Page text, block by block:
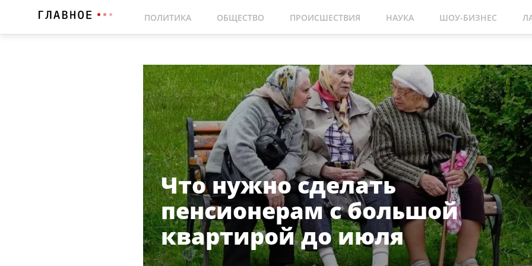
ПОЛИТИКА ОБЩЕСТВО ПРОИСШЕСТВИЯ НАУКА ШОУ-БИЗНЕС
Что нужно сделать
пенсионерам с большой
квартирой до июля